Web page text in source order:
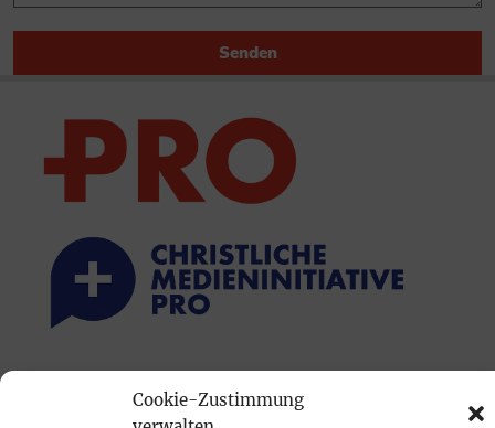
Cookie-Zustimmung
Senden
PRINTAUSGABE
Mediadaten